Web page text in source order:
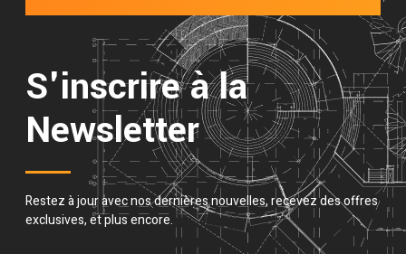
S'inscrire à la
Newsletter
Restez à jour avec nos dernières nouvelles, recevez des offres
exclusives, et plus encore.